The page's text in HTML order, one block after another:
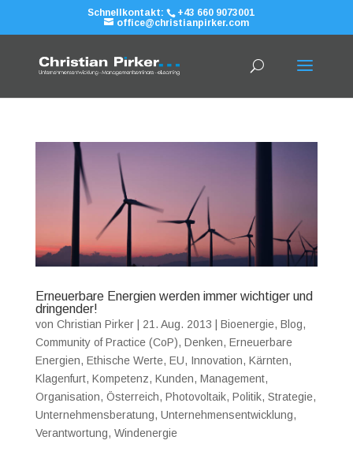
Schnellkontakt:
+43 660 9073001
office@christianpirker.com
Erneuerbare Energien werden immer wichtiger und
dringender!
von Christian Pirker| 21. Aug. 2013 Bioenergie, Blog,
Community of Practice (CoP), Denken, Erneuerbare
Energien, Ethische Werte, EU, Innovation, Kärnten,
Klagenfurt, Kompetenz, Kunden, Management,
Organisation, Österreich, Photovoltaik, Politik, Strategie,
Unternehmensberatung, Unternehmensentwicklung,
Verantwortung, Windenergie